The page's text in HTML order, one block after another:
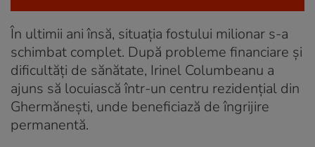
În ultimii ani însă, situația fostului milionar s-a
schimbat complet. După probleme financiare și
dificultăți de sănătate, Irinel Columbeanu a
ajuns să locuiască într-un centru rezidențial din
Ghermănești, unde beneficiază de îngrijire
permanentă.